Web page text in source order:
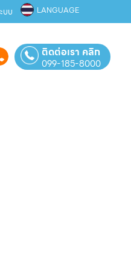
บบ LANGUAGE
ติดต่อเรา คลิก
099-185-8000